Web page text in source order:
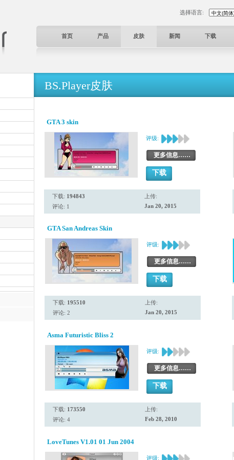
选择语言:
首页 产品 皮肤 新闻 下载
BS.Player皮肤
GTA 3 skin
评级:
更多信息……
下载
下载: 194843
评论: 1
上传:
Jan 20, 2015
GTA San Andreas Skin
评级:
更多信息……
下载
下载: 195510
评论: 2
上传:
Jan 20, 2015
Asma Futuristic Bliss 2
评级:
更多信息……
下载
下载: 173550
评论: 4
上传:
Feb 28, 2010
LoveTunes V1.01 01 Jun 2004
评级: